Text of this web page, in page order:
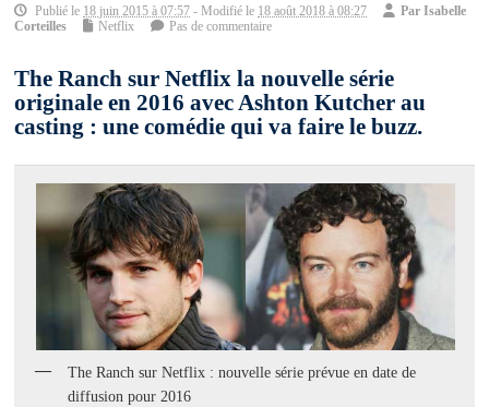
Publié le 18 juin 2015 à 07:57 - Modifié le 18 août 2018 à 08:27 ParIsabelle
Corteilles
Netflix Pas de commentaire
The Ranch sur Netflix la nouvelle série
originale en 2016 avec Ashton Kutcher au
casting : une comédie qui va faire le buzz.
The Ranch sur Netflix : nouvelle série prévue en date de
diffusion pour 2016